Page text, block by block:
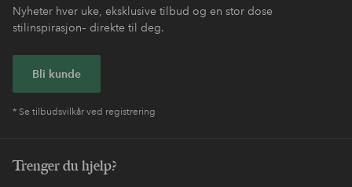
Nyheter hver uke, eksklusive tilbud og en stor dose
stilinspirasjon– direkte til deg.
Bli kunde
* Se tilbudsvilkår ved registrering
Trenger du hjelp?